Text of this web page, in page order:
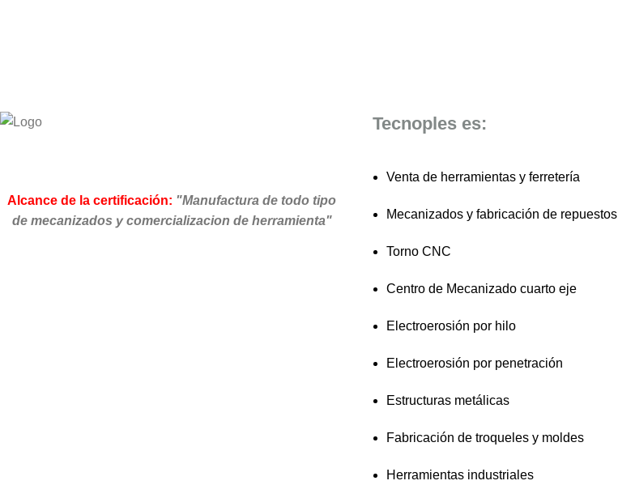
Alcance de la certificación: "Manufactura de todo tipo
de mecanizados y comercializacion de herramienta"
Tecnoples es:
Venta de herramientas y ferretería
Mecanizados y fabricación de repuestos
Torno CNC
Centro de Mecanizado cuarto eje
Electroerosión por hilo
Electroerosión por penetración
Estructuras metálicas
Fabricación de troqueles y moldes
Herramientas industriales